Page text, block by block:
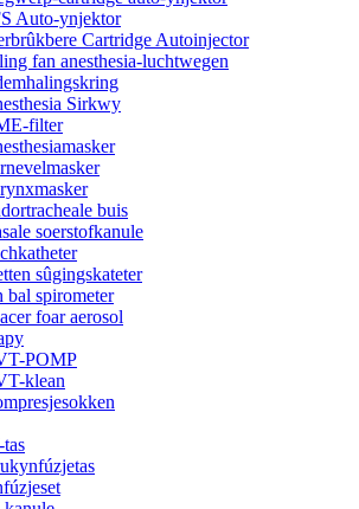
Auto-ynjektor
Cartridge Autoinjector
fan anesthesia-luchtwegen
Sirkwy
filter
buis
soerstofkanule
sûgingskateter
bal spirometer
foar aerosol
POMP
klean